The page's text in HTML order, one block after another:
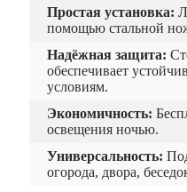
Простая установка:
помощью стальной
Надёжная защита:
обеспечивает
условиям.
Экономичность:
освещения ночью.
Универсальность:
огорода, двора,